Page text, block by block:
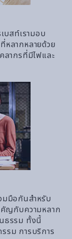
บสท์เรามอบ
หลากหลายด้วย
ลากรที่มีไฟและ
มมือกันสำหรับ
คัญกับความหลาก
ธรรม ทั้งนี้
รม การบริการ